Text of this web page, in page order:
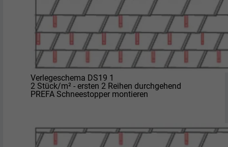
Verlegeschema DS19 1
2 Stück/m² - ersten 2 Reihen durchgehend
PREFA Schneestopper montieren